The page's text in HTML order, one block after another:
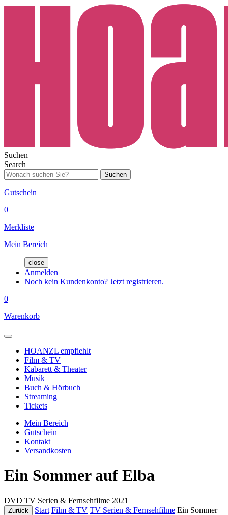
Suchen
Search
Suchen
Gutschein
0
Merkliste
Mein Bereich
close
Anmelden
Noch kein Kundenkonto? Jetzt registrieren.
0
Warenkorb
HOANZL empfiehlt
Film & TV
Kabarett & Theater
Musik
Buch & Hörbuch
Streaming
Tickets
Mein Bereich
Gutschein
Kontakt
Versandkosten
Ein Sommer auf Elba
DVD TV Serien & Fernsehfilme 2021
Zurück Start Film & TV TV Serien & Fernsehfilme Ein Sommer